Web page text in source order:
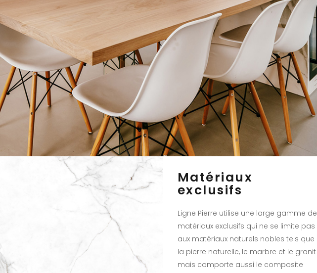
Matériaux
exclusifs
Ligne Pierre utilise une large gamme de
matériaux exclusifs qui ne se limite pas
aux matériaux naturels nobles tels que
la pierre naturelle, le marbre et le granit
mais comporte aussi le composite